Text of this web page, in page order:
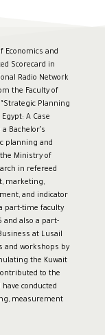
Economics and
Scorecard in
Radio Network
the Faculty of
Planning
A Case
Bachelor’s
planning and
Ministry of
in refereed
marketing,
and indicator
part-time faculty
and also a part-
at Lusail
and workshops by
the Kuwait
to the
conducted
measurement